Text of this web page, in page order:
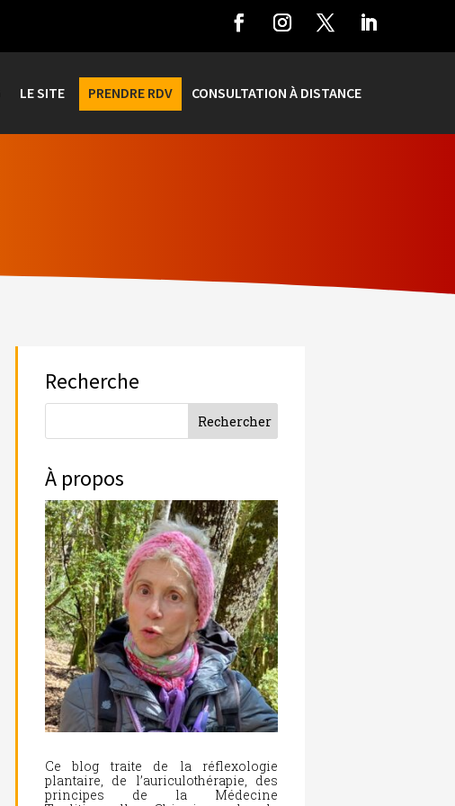
LE SITE PRENDRE RDV CONSULTATION À DISTANCE
Recherche
À propos
Ce blog traite de la réflexologie
plantaire, de l’auriculothérapie, des
principes de la Médecine